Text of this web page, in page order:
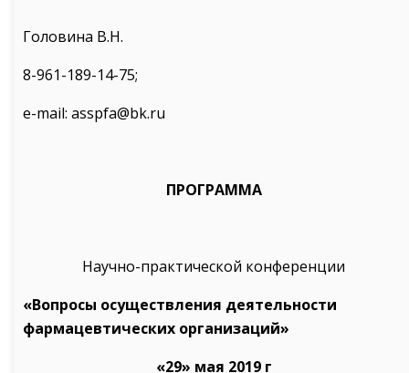
Головина В.Н.
8-961-189-14-75;
e-mail: asspfa@bk.ru
ПРОГРАММА
Научно-практической конференции
«Вопросы осуществления деятельности
фармацевтических организаций»
«29» мая 2019 г